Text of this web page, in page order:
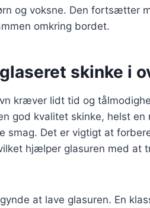
og voksne. Den fortsætter
omkring bordet.
skinke i
kræver lidt tid og
god kvalitet skinke, helst en
smag. Det er vigtigt at
hjælper glasuren med at
at lave glasuren. En